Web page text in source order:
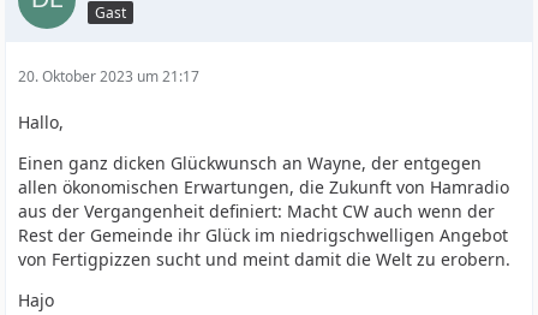
Gast
20. Oktober 2023 um 21:17
Hallo,
Einen ganz dicken Glückwunsch an Wayne, der entgegen
allen ökonomischen Erwartungen, die Zukunft von Hamradio
aus der Vergangenheit definiert: Macht CW auch wenn der
Rest der Gemeinde ihr Glück im niedrigschwelligen Angebot
von Fertigpizzen sucht und meint damit die Welt zu erobern.
Hajo